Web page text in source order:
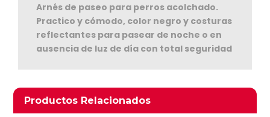
Seguir Comprando
Arnés de paseo para perros acolchado.
Practico y cómodo, color negro y costuras
reflectantes para pasear de noche o en
ausencia de luz de día con total seguridad
Productos Relacionados
Productos relacionados